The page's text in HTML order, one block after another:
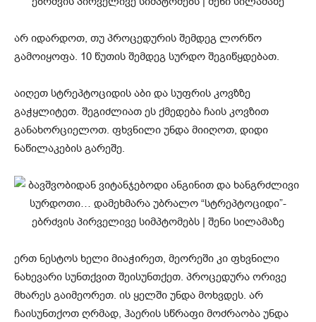
არ იდარდოთ, თუ პროცედურის შემდეგ ლორწო
გამოიყოფა. 10 წუთის შემდეგ სურდო შეგიწყდებათ.
აიღეთ სტრეპტოციდის აბი და სუფრის კოვზზე
გაჭყლიტეთ. შეგიძლიათ ეს ქმედება ჩაის კოვზით
განახორციელოთ. ფხვნილი უნდა მიიღოთ, დიდი
ნაწილაკების გარეშე.
ერთ ნესტოს ხელი მიაჭირეთ, მეორეში კი ფხვნილი
ნახევარი სუნთქვით შეისუნთქეთ. პროცედურა ორივე
მხარეს გაიმეორეთ. ის ყელში უნდა მოხვდეს. არ
ჩაისუნთქოთ ღრმად, ჰაერის სწრაფი მოძრაობა უნდა